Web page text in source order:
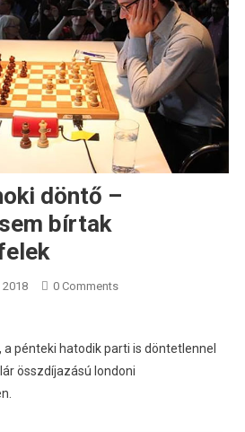
döntő –
bírtak
2018 0 Comments
pénteki hatodik parti is döntetlennel
összdíjazású londoni